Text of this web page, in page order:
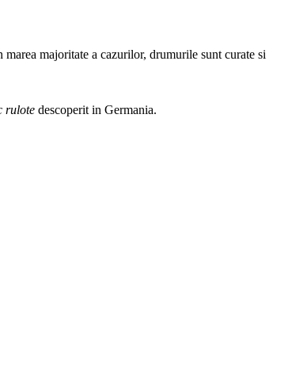
majoritate a cazurilor, drumurile sunt curate si
rulote descoperit in Germania.